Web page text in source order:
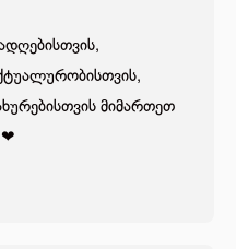
MyDay
მიმართეთ